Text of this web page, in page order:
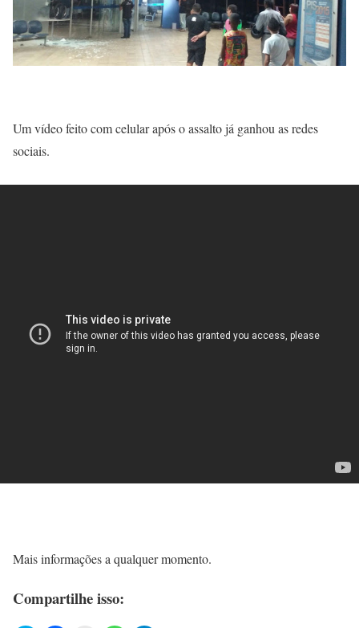
Um vídeo feito com celular após o assalto já ganhou as redes
sociais.
Mais informações a qualquer momento.
Compartilhe isso: